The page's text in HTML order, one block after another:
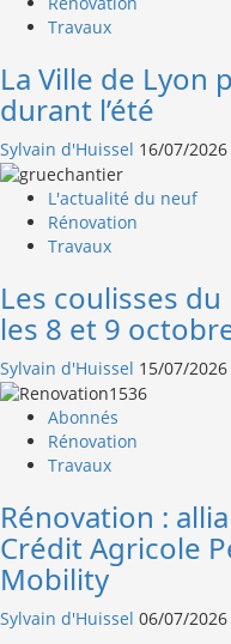
Travaux
La Ville de Lyon
durant l’été
Sylvain d'Huissel 16/07/2026
L'actualité du neuf
Rénovation
Travaux
Les coulisses
les 8 et 9
Sylvain d'Huissel 15/07/2026
Abonnés
Rénovation
Travaux
Rénovation :
Crédit Agricole
Mobility
Sylvain d'Huissel 06/07/2026